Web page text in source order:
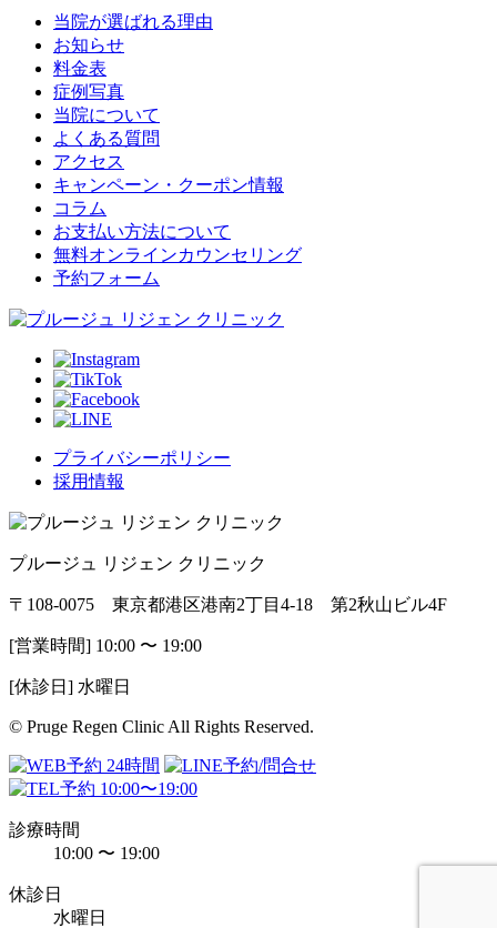
当院が選ばれる理由
お知らせ
料金表
症例写真
当院について
よくある質問
アクセス
キャンペーン・クーポン情報
コラム
お支払い方法について
無料オンラインカウンセリング
予約フォーム
プライバシーポリシー
採用情報
プルージュ リジェン クリニック
〒108-0075 東京都港区港南2丁目4-18 第2秋山ビル4F
[営業時間] 10:00 〜 19:00
[休診日] 水曜日
© Pruge Regen Clinic All Rights Reserved.
診療時間
10:00 〜 19:00
休診日
水曜日